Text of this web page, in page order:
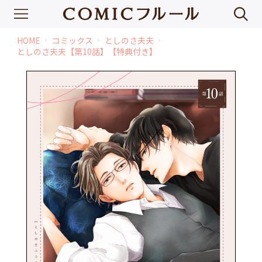
HOME chevron_right コミックス chevron_right としのさ夫夫 chevron_right
としのさ夫夫【第10話】【特典付き】